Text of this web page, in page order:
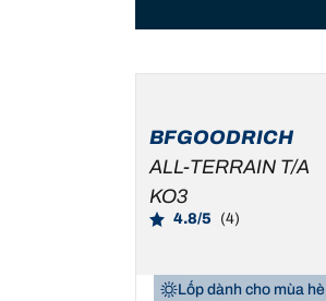
BFGOODRICH
ALL-TERRAIN T/A
KO3
4.8/5 (4)
Lốp dành cho mùa hè